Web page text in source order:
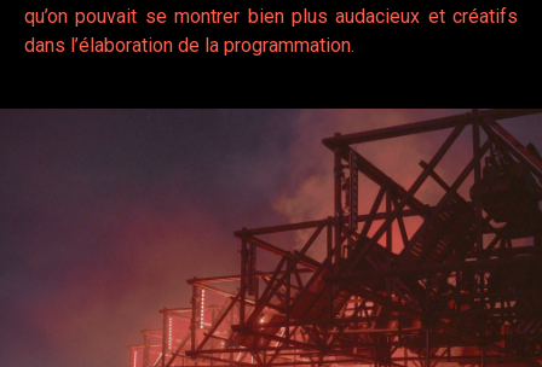
qu’on pouvait se montrer bien plus audacieux et créatifs
dans l’élaboration de la programmation.